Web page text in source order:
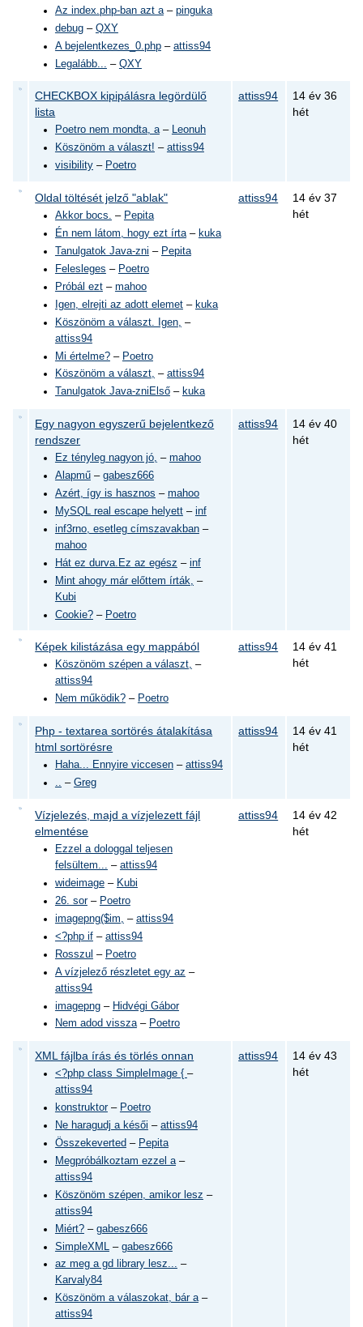
Az index.php-ban azt a– pinguka
debug– QXY
A bejelentkezes_0.php– attiss94
Legalább...
– QXY
CHECKBOX kipipálásra legördülő
lista
Poetro nem mondta, a– Leonuh
Köszönöm a választ! – attiss94
visibility– Poetro
attiss94
14 év 36
hét
Oldal töltését jelző "ablak"
Akkor bocs. – Pepita
Én nem látom, hogy ezt írta– kuka
Tanulgatok Java-zni – Pepita
Felesleges – Poetro
Próbál ezt– mahoo
Igen, elrejti az adott elemet– kuka
Köszönöm a választ. Igen, –
attiss94
Mi értelme?– Poetro
Köszönöm a választ, – attiss94
Tanulgatok Java-zniElső– kuka
attiss94
14 év 37
hét
Egy nagyon egyszerű bejelentkező
rendszer
Ez tényleg nagyon jó, – mahoo
Alapmű– gabesz666
Azért, így is hasznos – mahoo
MySQL real escape helyett– inf
inf3rno, esetleg címszavakban–
mahoo
Hát ez durva.Ez az egész – inf
Mint ahogy már előttem írták,
–
Kubi
Cookie?– Poetro
attiss94
14 év 40
hét
Képek kilistázása egy mappából
Köszönöm szépen a választ, –
attiss94
Nem működik?– Poetro
attiss94
14 év 41
hét
Php - textarea sortörés átalakítása
html sortörésre
Haha... Ennyire viccesen– attiss94
.. – Greg
attiss94
14 év 41
hét
Vízjelezés, majd a vízjelezett fájl
elmentése
Ezzel a dologgal teljesen
felsültem... – attiss94
wideimage– Kubi
26. sor– Poetro
imagepng($im, – attiss94
<?php if– attiss94
Rosszul – Poetro
A vízjelező részletet egy az –
attiss94
imagepng– Hidvégi Gábor
Nem adod vissza– Poetro
attiss94
14 év 42
hét
XML fájlba írás és törlés onnan
<?php class SimpleImage { –
attiss94
konstruktor– Poetro
Ne haragudj a késői – attiss94
Összekeverted – Pepita
Megpróbálkoztam ezzel a–
attiss94
Köszönöm szépen, amikor lesz –
attiss94
Miért?– gabesz666
SimpleXML
– gabesz666
az meg a gd library lesz... –
Karvaly84
Köszönöm a válaszokat, bár a–
attiss94
attiss94
14 év 43
hét